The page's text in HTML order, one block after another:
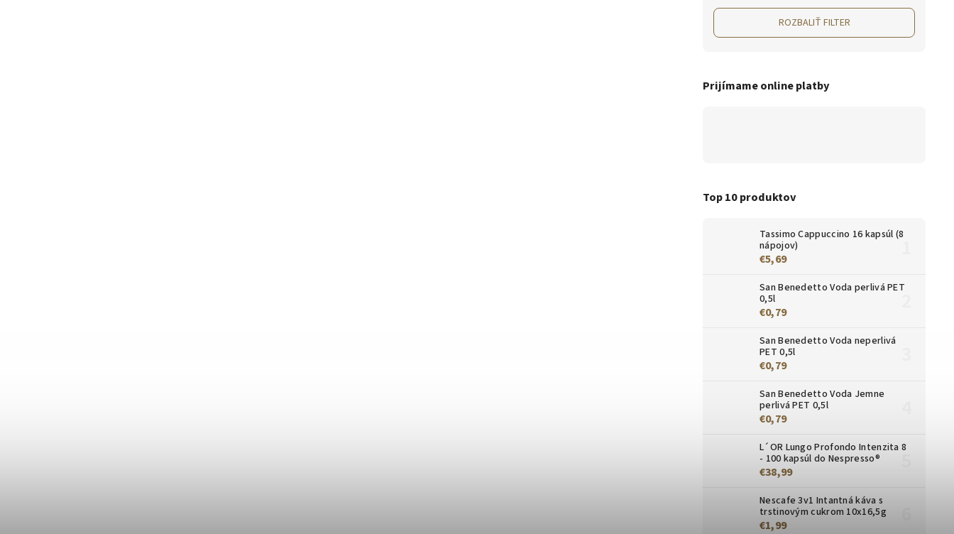
ROZBALIŤ FILTER
Prijímame online platby
Top 10 produktov
Tassimo Cappuccino 16 kapsúl (8
nápojov)
€5,69
San Benedetto Voda perlivá PET
0,5l
€0,79
San Benedetto Voda neperlivá
PET 0,5l
€0,79
San Benedetto Voda Jemne
perlivá PET 0,5l
€0,79
L´OR Lungo Profondo Intenzita 8
- 100 kapsúl do Nespresso®
€38,99
Nescafe 3v1 Intantná káva s
trstinovým cukrom 10x16,5g
€1,99